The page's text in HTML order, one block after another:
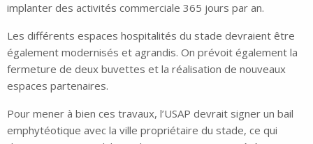
implanter des activités commerciale 365 jours par an.
Les différents espaces hospitalités du stade devraient être
également modernisés et agrandis. On prévoit également la
fermeture de deux buvettes et la réalisation de nouveaux
espaces partenaires.
Pour mener à bien ces travaux, l’USAP devrait signer un bail
emphytéotique avec la ville propriétaire du stade, ce qui